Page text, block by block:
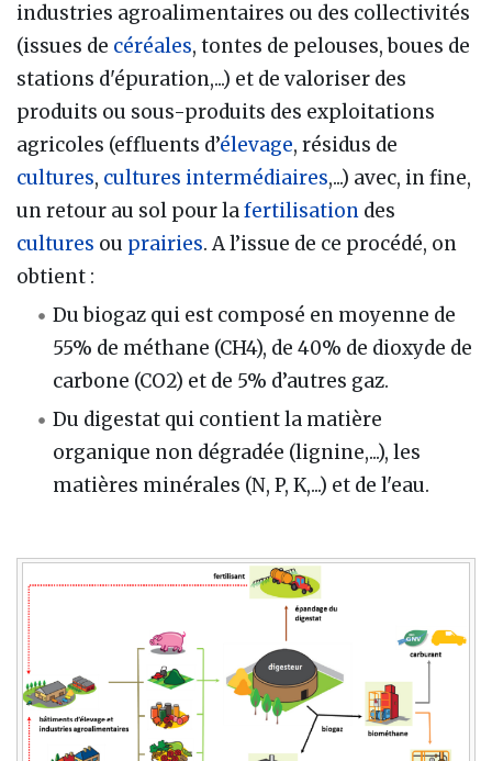
industries agroalimentaires ou des collectivités
(issues de céréales, tontes de pelouses, boues de
stations d'épuration,...) et de valoriser des
produits ou sous-produits des exploitations
agricoles (effluents d’élevage, résidus de
cultures, cultures intermédiaires,...) avec, in fine,
un retour au sol pour lafertilisation des
cultures ou prairies. A l’issue de ce procédé, on
obtient :
Du biogaz qui est composé en moyenne de
55% de méthane (CH4), de 40% de dioxyde de
carbone (CO2) et de 5% d’autres gaz.
Du digestat qui contient la matière
organique non dégradée (lignine,...), les
matières minérales (N, P, K,...) et de l'eau.